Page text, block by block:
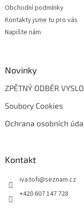
Obchodní podmínky
Kontakty jsme tu pro vás
Napište nám
Novinky
ZPĚTNÝ ODBĚR
Soubory Cookies
Ochrana osobních
Kontakt
iva.tofi@seznam.cz
+420 607 147 728